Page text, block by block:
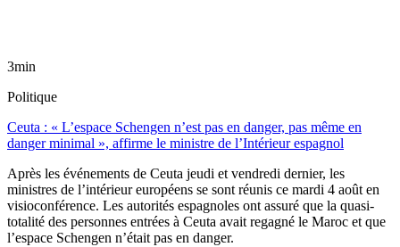
3min
Politique
Ceuta : « L’espace Schengen n’est pas en danger, pas même en
danger minimal », affirme le ministre de l’Intérieur espagnol
Après les événements de Ceuta jeudi et vendredi dernier, les
ministres de l’intérieur européens se sont réunis ce mardi 4 août en
visioconférence. Les autorités espagnoles ont assuré que la quasi-
totalité des personnes entrées à Ceuta avait regagné le Maroc et que
l’espace Schengen n’était pas en danger.